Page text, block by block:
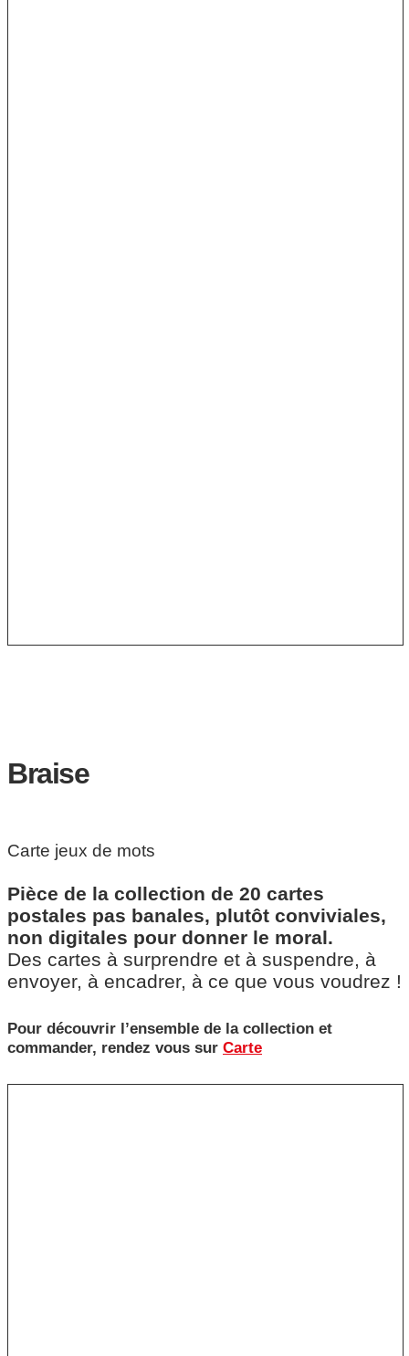
Braise
Carte jeux de mots
Pièce de la collection de 20 cartes
postales pas banales, plutôt conviviales,
non digitales pour donner le moral.
Des cartes à surprendre et à suspendre, à
envoyer, à encadrer, à ce que vous voudrez !
Pour découvrir l’ensemble de la collection et
commander, rendez vous sur Carte